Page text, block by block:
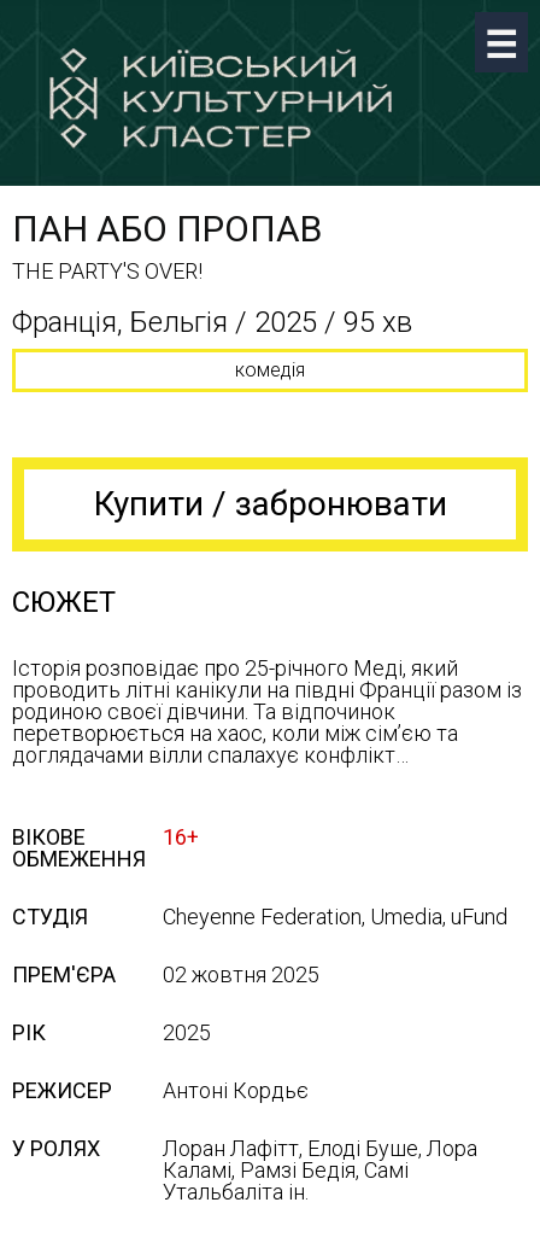
ПАН АБО ПРОПАВ
THE PARTY'S OVER!
Франція, Бельгія / 2025 / 95 хв
комедія
Купити / забронювати
СЮЖЕТ
Історія розповідає про 25-річного Меді, який
проводить літні канікули на півдні Франції разом із
родиною своєї дівчини. Та відпочинок
перетворюється на хаос, коли між сім’єю та
доглядачами вілли спалахує конфлікт…
ВІКОВЕ
ОБМЕЖЕННЯ
16+
СТУДІЯ Cheyenne Federation, Umedia, uFund
ПРЕМ'ЄРА 02 жовтня 2025
РІК 2025
РЕЖИСЕР Антоні Кордьє
У РОЛЯХ
Лоран Лафітт, Елоді Буше, Лора
Каламі, Рамзі Бедія, Самі
Утальбаліта ін.